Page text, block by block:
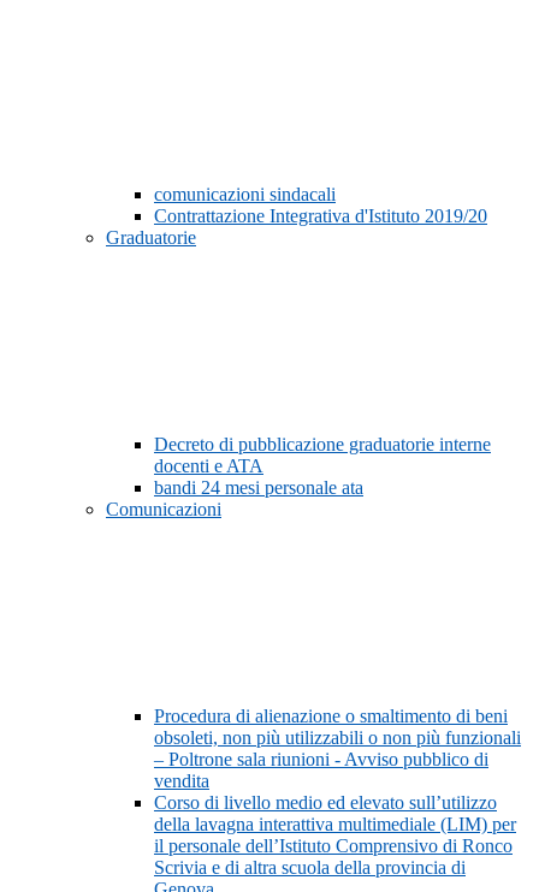
comunicazioni sindacali
Contrattazione Integrativa d'Istituto 2019/20
Graduatorie
Decreto di pubblicazione graduatorie interne
docenti e ATA
bandi 24 mesi personale ata
Comunicazioni
Procedura di alienazione o smaltimento di beni
obsoleti, non più utilizzabili o non più funzionali
– Poltrone sala riunioni - Avviso pubblico di
vendita
Corso di livello medio ed elevato sull’utilizzo
della lavagna interattiva multimediale (LIM) per
il personale dell’Istituto Comprensivo di Ronco
Scrivia e di altra scuola della provincia di